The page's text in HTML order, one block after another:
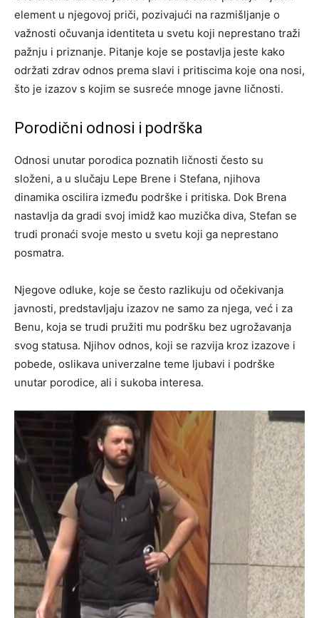
element u njegovoj priči, pozivajući na razmišljanje o
važnosti očuvanja identiteta u svetu koji neprestano traži
pažnju i priznanje. Pitanje koje se postavlja jeste kako
održati zdrav odnos prema slavi i pritiscima koje ona nosi,
što je izazov s kojim se susreće mnoge javne ličnosti.
Porodični odnosi i podrška
Odnosi unutar porodica poznatih ličnosti često su
složeni, a u slučaju Lepe Brene i Stefana, njihova
dinamika oscilira između podrške i pritiska. Dok Brena
nastavlja da gradi svoj imidž kao muzička diva, Stefan se
trudi pronaći svoje mesto u svetu koji ga neprestano
posmatra.
Njegove odluke, koje se često razlikuju od očekivanja
javnosti, predstavljaju izazov ne samo za njega, već i za
Benu, koja se trudi pružiti mu podršku bez ugrožavanja
svog statusa. Njihov odnos, koji se razvija kroz izazove i
pobede, oslikava univerzalne teme ljubavi i podrške
unutar porodice, ali i sukoba interesa.